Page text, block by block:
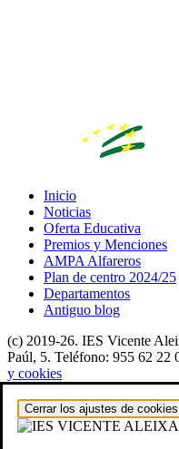
Inicio
Noticias
Oferta Educativa
Premios y Menciones
AMPA Alfareros
Plan de centro 2024/25
Departamentos
Antiguo blog
(c) 2019-26. IES Vicente
Paúl, 5. Teléfono: 955 62 22
y cookies
Cerrar los ajustes de